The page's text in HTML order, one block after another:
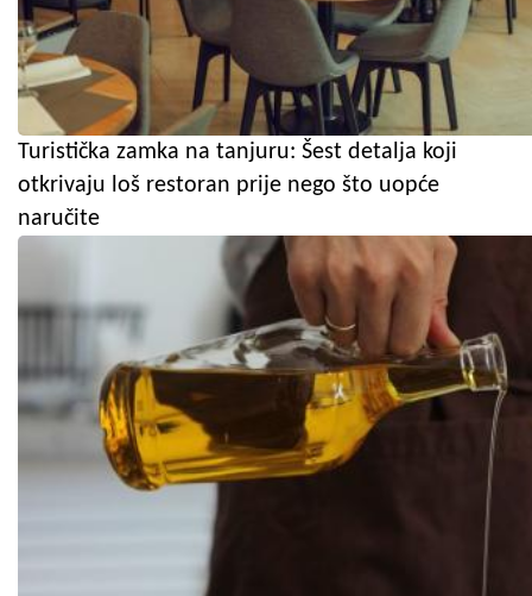
Turistička zamka na tanjuru: Šest detalja koji
otkrivaju loš restoran prije nego što uopće
naručite